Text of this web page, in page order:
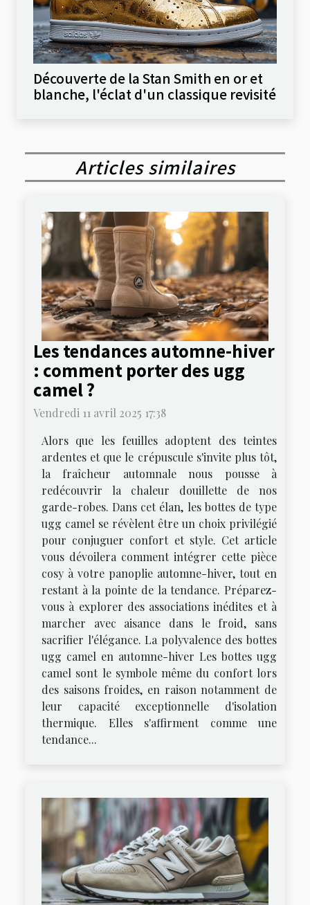
Découverte de la Stan Smith en or et
blanche, l'éclat d'un classique revisité
Articles similaires
Les tendances automne-hiver
: comment porter des ugg
camel ?
Vendredi 11 avril 2025 17:38
Alors que les feuilles adoptent des teintes
ardentes et que le crépuscule s'invite plus tôt,
la fraîcheur automnale nous pousse à
redécouvrir la chaleur douillette de nos
garde-robes. Dans cet élan, les bottes de type
ugg camel se révèlent être un choix privilégié
pour conjuguer confort et style. Cet article
vous dévoilera comment intégrer cette pièce
cosy à votre panoplie automne-hiver, tout en
restant à la pointe de la tendance. Préparez-
vous à explorer des associations inédites et à
marcher avec aisance dans le froid, sans
sacrifier l'élégance. La polyvalence des bottes
ugg camel en automne-hiver Les bottes ugg
camel sont le symbole même du confort lors
des saisons froides, en raison notamment de
leur capacité exceptionnelle d'isolation
thermique. Elles s'affirment comme une
tendance...